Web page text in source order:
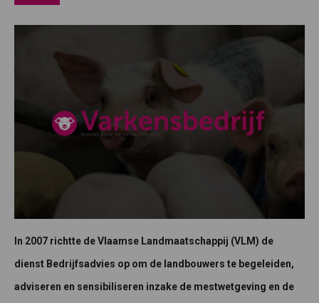
In 2007 richtte de Vlaamse Landmaatschappij (VLM) de
dienst Bedrijfsadvies op om de landbouwers te begeleiden,
adviseren en sensibiliseren inzake de mestwetgeving en de